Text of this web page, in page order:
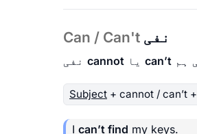
Can / Can't نفی
cannot can’t
Subject + cannot / can’t +
I can’t find my keys.